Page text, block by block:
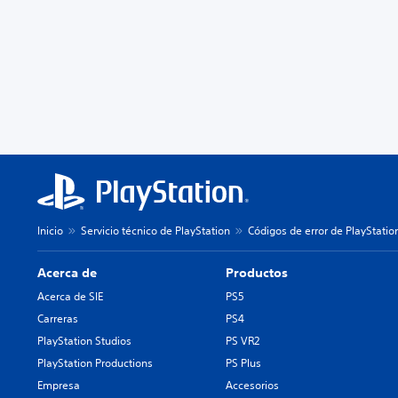
Inicio Servicio técnico de PlayStation Códigos de error de
Acerca de
Acerca de SIE
Carreras
PlayStation Studios
PlayStation Productions
Empresa
Productos
PS5
PS4
PS VR2
PS Plus
Accesorios